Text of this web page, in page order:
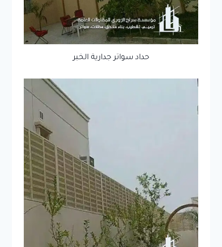
حداد سواتر جدارية الخبر